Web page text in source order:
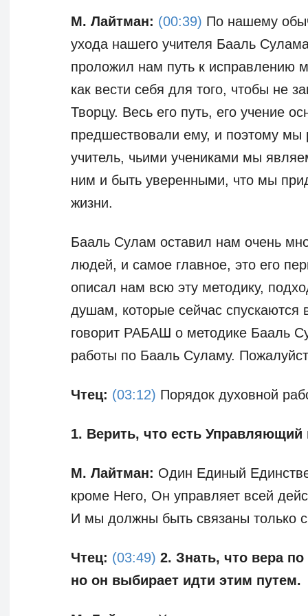
М. Лайтман: (00:39) По нашему
ухода нашего учителя Бааль
проложил нам путь к исправлению
как вести себя для того, чтобы не
Творцу. Весь его путь, его учение
предшествовали ему, и поэтому мы
учитель, чьими учениками мы
ним и быть уверенными, что мы
жизни.
Бааль Сулам оставил нам очень
людей, и самое главное, это его
описал нам всю эту методику,
душам, которые сейчас спускаются
говорит РАБАШ о методике Бааль
работы по Бааль Суламу.
Чтец: (03:12) Порядок духовной
1. Верить, что есть
М. Лайтман: Один Единый
кроме Него, Он управляет всей
И мы должны быть связаны только
Чтец: (03:49) 2. Знать, что вера
но он выбирает идти этим путем.